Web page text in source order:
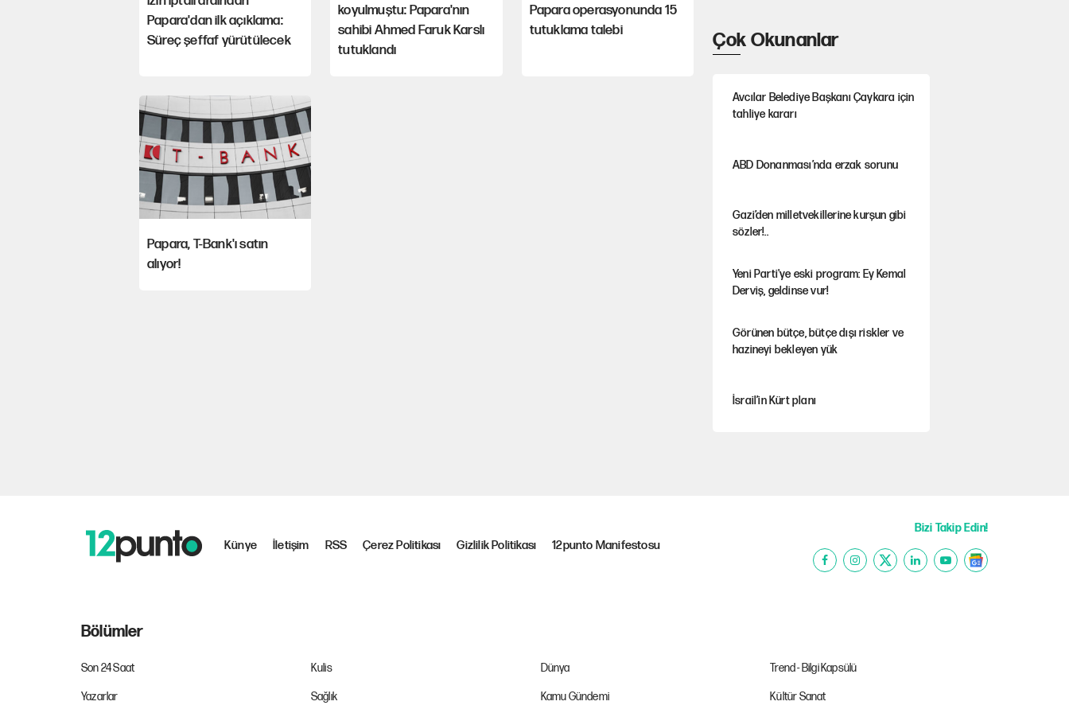
Papara'dan ilk açıklama:
Süreç şeffaf yürütülecek
koyulmuştu: Papara'nın
sahibi Ahmed Faruk Karslı
tutuklandı
Papara operasyonunda 15
tutuklama talebi
Papara, T-Bank'ı satın
alıyor!
Çok Okunanlar
Avcılar Belediye Başkanı Çaykara için
tahliye kararı
ABD Donanması’nda erzak sorunu
Gazi’den milletvekillerine kurşun gibi
sözler!..
Yeni Parti'ye eski program: Ey Kemal
Derviş, geldinse vur!
Görünen bütçe, bütçe dışı riskler ve
hazineyi bekleyen yük
İsrail’in Kürt planı
CHP'li Kuşoğlu'ndan YENİ Parti ve
Künye İletişim RSS Çerez Politikası Gizlilik Politikası 12punto Manifestosu
Bizi Takip Edin!
Bölümler
Son 24 Saat Kulis Dünya Trend - Bilgi Kapsülü
Yazarlar Sağlık Kamu Gündemi Kültür Sanat